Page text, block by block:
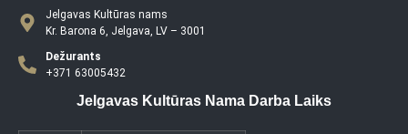
Jelgavas Kultūras nams
Kr. Barona 6, Jelgava, LV – 3001
Dežurants
+371 63005432
Jelgavas Kultūras Nama Darba Laiks